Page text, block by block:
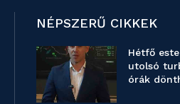
NÉPSZERŰ CIKKEK
Hétfő
utolsó
órák